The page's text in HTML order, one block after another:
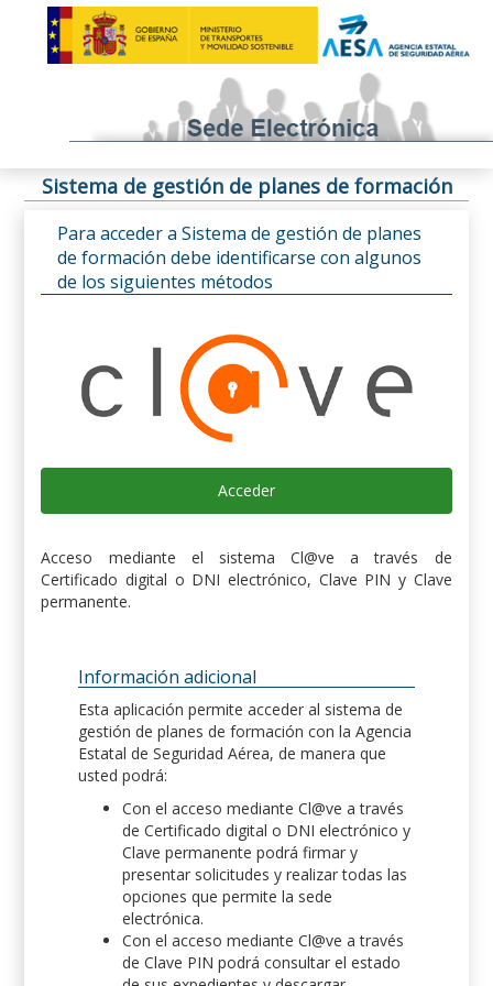
Sistema de gestión de planes de formación
Para acceder a Sistema de gestión de planes
de formación debe identificarse con algunos
de los siguientes métodos
Acceder
Acceso mediante el sistema Cl@ve a través de
Certificado digital o DNI electrónico, Clave PIN y Clave
permanente.
Información adicional
Esta aplicación permite acceder al sistema de
gestión de planes de formación con la Agencia
Estatal de Seguridad Aérea, de manera que
usted podrá:
Con el acceso mediante Cl@ve a través
de Certificado digital o DNI electrónico y
Clave permanente podrá firmar y
presentar solicitudes y realizar todas las
opciones que permite la sede
electrónica.
Con el acceso mediante Cl@ve a través
de Clave PIN podrá consultar el estado